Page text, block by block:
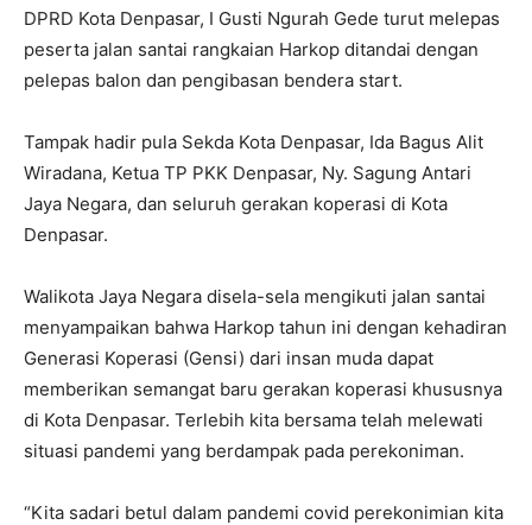
DPRD Kota Denpasar, I Gusti Ngurah Gede turut melepas
peserta jalan santai rangkaian Harkop ditandai dengan
pelepas balon dan pengibasan bendera start.
Tampak hadir pula Sekda Kota Denpasar, Ida Bagus Alit
Wiradana, Ketua TP PKK Denpasar, Ny. Sagung Antari
Jaya Negara, dan seluruh gerakan koperasi di Kota
Denpasar.
Walikota Jaya Negara disela-sela mengikuti jalan santai
menyampaikan bahwa Harkop tahun ini dengan kehadiran
Generasi Koperasi (Gensi) dari insan muda dapat
memberikan semangat baru gerakan koperasi khususnya
di Kota Denpasar. Terlebih kita bersama telah melewati
situasi pandemi yang berdampak pada perekoniman.
“Kita sadari betul dalam pandemi covid perekonimian kita